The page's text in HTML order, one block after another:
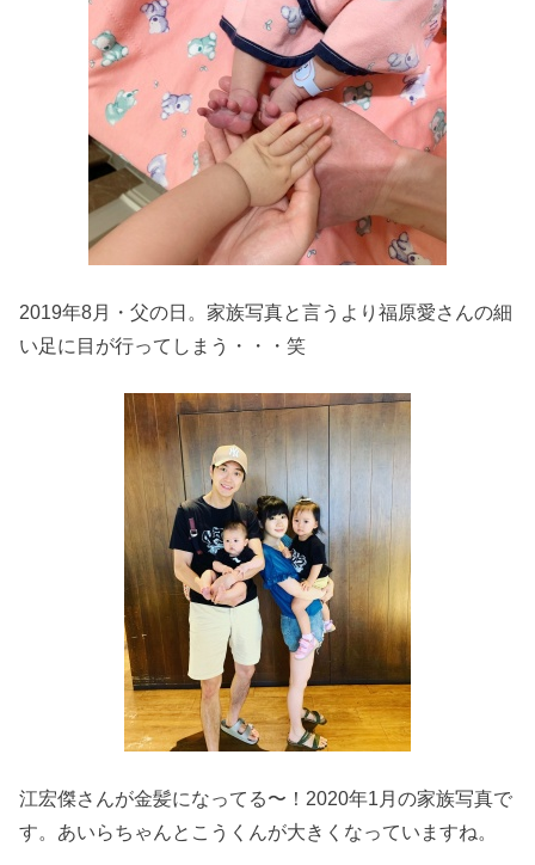
2019年8月・父の日。家族写真と言うより福原愛さんの細
い足に目が行ってしまう・・・笑
江宏傑さんが金髪になってる〜！2020年1月の家族写真で
す。あいらちゃんとこうくんが大きくなっていますね。